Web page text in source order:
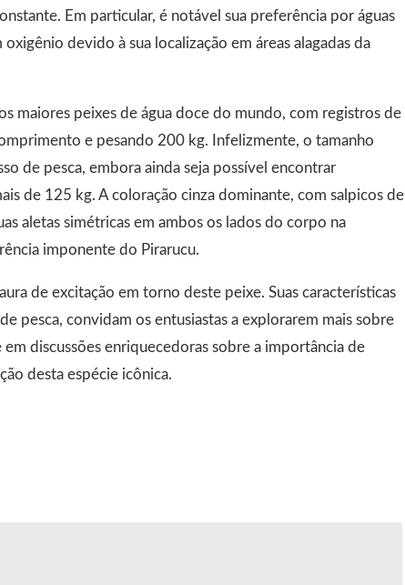
Em particular, é notável sua preferência por águas
devido à sua localização em áreas alagadas da
maiores peixes de água doce do mundo, com registros de
e pesando 200 kg. Infelizmente, o tamanho
de pesca, embora ainda seja possível encontrar
de 125 kg. A coloração cinza dominante, com salpicos de
aletas simétricas em ambos os lados do corpo na
imponente do Pirarucu.
de excitação em torno deste peixe. Suas características
pesca, convidam os entusiastas a explorarem mais sobre
em discussões enriquecedoras sobre a importância de
desta espécie icônica.